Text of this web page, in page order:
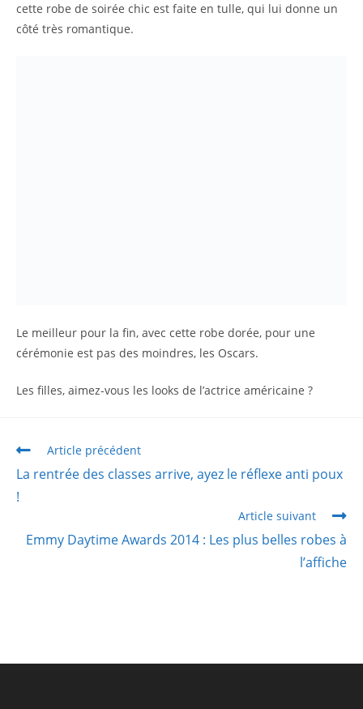
cette robe de soirée chic est faite en tulle, qui lui donne un
côté très romantique.
Le meilleur pour la fin, avec cette robe dorée, pour une
cérémonie est pas des moindres, les Oscars.
Les filles, aimez-vous les looks de l’actrice américaine ?
Article précédent
La rentrée des classes arrive, ayez le réflexe anti poux
!
Article suivant
Emmy Daytime Awards 2014 : Les plus belles robes à
l’affiche